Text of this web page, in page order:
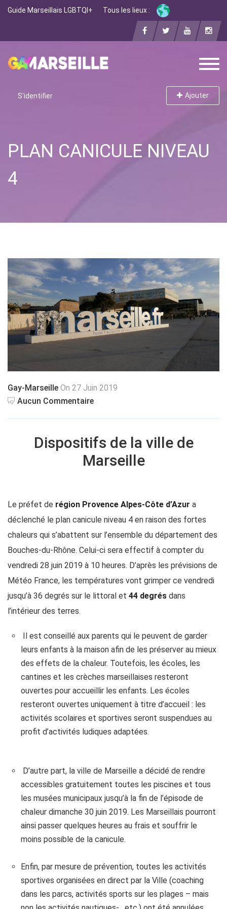
Guide Marseillais LGBTQI+ Tous les lieux :
S'identifier Ajouter
PLAN CANICULE NIVEAU
4
Gay-Marseille On 27 Juin 2019
Aucun Commentaire
Dispositifs de la ville de
Marseille
Le préfet de région Provence Alpes-Côte d’Azur a
déclenché le plan canicule niveau 4 en raison des fortes
chaleurs qui s’abattent sur l’ensemble du département des
Bouches-du-Rhône. Celui-ci sera effectif à compter du
vendredi 28 juin 2019 à 10 heures. D’après les prévisions de
Météo France, les températures vont grimper ce vendredi
jusqu’à 36 degrés sur le littoral et 44 degrés dans
l’intérieur des terres.
Il est conseillé aux parents qui le peuvent de garder
leurs enfants à la maison afin de les préserver au mieux
des effets de la chaleur. Toutefois, les écoles, les
cantines et les crèches marseillaises resteront
ouvertes pour accueillir les enfants. Les écoles
resteront ouvertes uniquement à titre d’accueil : les
activités scolaires et sportives seront suspendues au
profit d’activités ludiques adaptées.
D’autre part, la ville de Marseille a décidé de rendre
accessibles gratuitement toutes les piscines et tous
les musées municipaux jusqu’à la fin de l’épisode de
chaleur dimanche 30 juin 2019. Les Marseillais pourront
ainsi passer quelques heures au frais et souffrir le
moins possible de la canicule.
Enfin, par mesure de prévention, toutes les activités
sportives organisées en direct par la Ville (coaching
dans les parcs, activités sports sur les plages – mais